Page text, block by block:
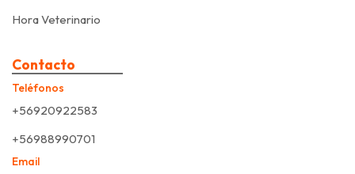
Hora Veterinario
Contacto
Teléfonos
+56920922583
+56988990701
Email